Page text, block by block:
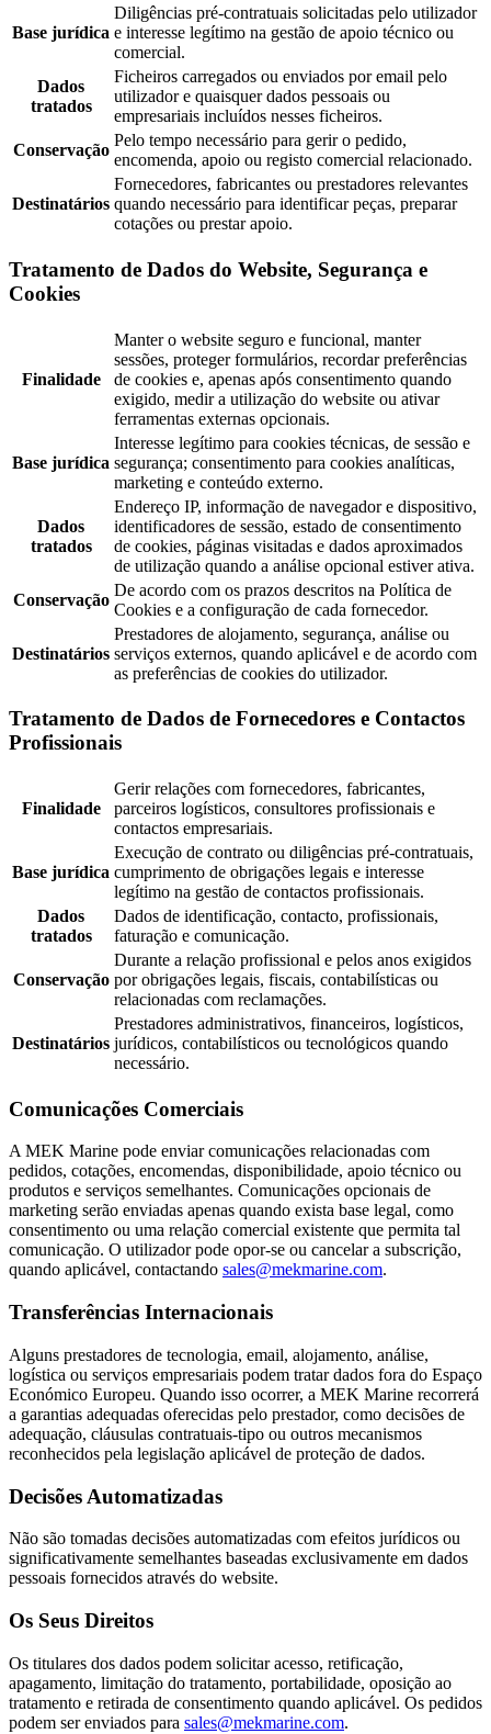
Base jurídica
Diligências pré-contratuais solicitadas pelo utilizador
e interesse legítimo na gestão de apoio técnico ou
comercial.
Dados
tratados
Ficheiros carregados ou enviados por email pelo
utilizador e quaisquer dados pessoais ou
empresariais incluídos nesses ficheiros.
Conservação
Pelo tempo necessário para gerir o pedido,
encomenda, apoio ou registo comercial relacionado.
Destinatários
Fornecedores, fabricantes ou prestadores relevantes
quando necessário para identificar peças, preparar
cotações ou prestar apoio.
Tratamento de Dados do Website, Segurança e
Cookies
Finalidade
Manter o website seguro e funcional, manter
sessões, proteger formulários, recordar preferências
de cookies e, apenas após consentimento quando
exigido, medir a utilização do website ou ativar
ferramentas externas opcionais.
Base jurídica
Interesse legítimo para cookies técnicas, de sessão e
segurança; consentimento para cookies analíticas,
marketing e conteúdo externo.
Dados
tratados
Endereço IP, informação de navegador e dispositivo,
identificadores de sessão, estado de consentimento
de cookies, páginas visitadas e dados aproximados
de utilização quando a análise opcional estiver ativa.
Conservação
De acordo com os prazos descritos na Política de
Cookies e a configuração de cada fornecedor.
Destinatários
Prestadores de alojamento, segurança, análise ou
serviços externos, quando aplicável e de acordo com
as preferências de cookies do utilizador.
Tratamento de Dados de Fornecedores e Contactos
Profissionais
Finalidade
Gerir relações com fornecedores, fabricantes,
parceiros logísticos, consultores profissionais e
contactos empresariais.
Base jurídica
Execução de contrato ou diligências pré-contratuais,
cumprimento de obrigações legais e interesse
legítimo na gestão de contactos profissionais.
Dados
tratados
Dados de identificação, contacto, profissionais,
faturação e comunicação.
Conservação
Durante a relação profissional e pelos anos exigidos
por obrigações legais, fiscais, contabilísticas ou
relacionadas com reclamações.
Destinatários
Prestadores administrativos, financeiros, logísticos,
jurídicos, contabilísticos ou tecnológicos quando
necessário.
Comunicações Comerciais
A MEK Marine pode enviar comunicações relacionadas com
pedidos, cotações, encomendas, disponibilidade, apoio técnico ou
produtos e serviços semelhantes. Comunicações opcionais de
marketing serão enviadas apenas quando exista base legal, como
consentimento ou uma relação comercial existente que permita tal
comunicação. O utilizador pode opor-se ou cancelar a subscrição,
quando aplicável, contactando sales@mekmarine.com.
Transferências Internacionais
Alguns prestadores de tecnologia, email, alojamento, análise,
logística ou serviços empresariais podem tratar dados fora do Espaço
Económico Europeu. Quando isso ocorrer, a MEK Marine recorrerá
a garantias adequadas oferecidas pelo prestador, como decisões de
adequação, cláusulas contratuais-tipo ou outros mecanismos
reconhecidos pela legislação aplicável de proteção de dados.
Decisões Automatizadas
Não são tomadas decisões automatizadas com efeitos jurídicos ou
significativamente semelhantes baseadas exclusivamente em dados
pessoais fornecidos através do website.
Os Seus Direitos
Os titulares dos dados podem solicitar acesso, retificação,
apagamento, limitação do tratamento, portabilidade, oposição ao
tratamento e retirada de consentimento quando aplicável. Os pedidos
podem ser enviados para sales@mekmarine.com.